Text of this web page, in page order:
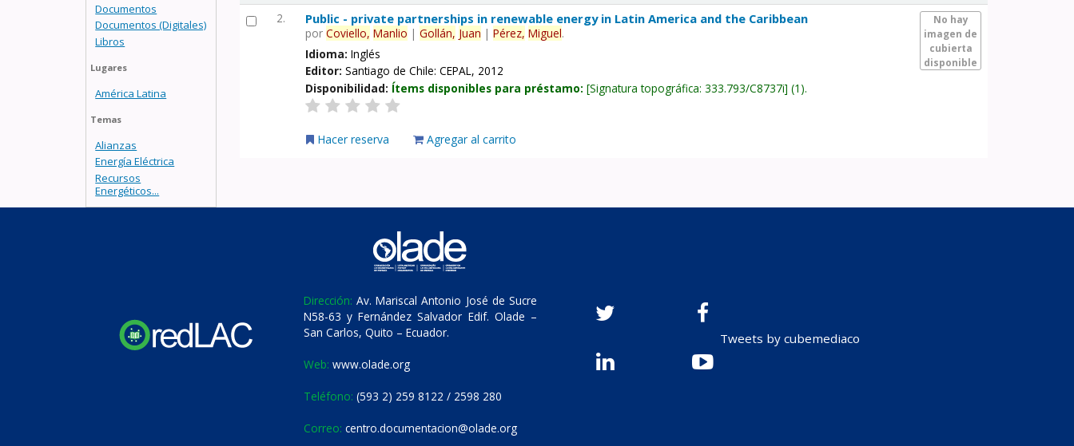
Documentos
Documentos (Digitales)
Libros
Lugares
América Latina
Temas
Alianzas
Energía Eléctrica
Recursos
Energéticos...
2.
No hay
imagen de
cubierta
disponible
Public - private partnerships in renewable energy in Latin America and the Caribbean
porCoviello, Manlio |Gollán, Juan |Pérez, Miguel.
Idioma:Inglés
Editor:Santiago de Chile: CEPAL, 2012
Disponibilidad: Ítems disponibles para préstamo: Signatura topográfica:333.793/C8737i (1).
Hacer reserva Agregar al carrito
Dirección: Av. Mariscal Antonio José de Sucre
N58-63 y Fernández Salvador Edif. Olade –
San Carlos, Quito – Ecuador.
Web: www.olade.org
Teléfono: (593 2) 259 8122 / 2598 280
Correo: centro.documentacion@olade.org
Tweets by cubemediaco